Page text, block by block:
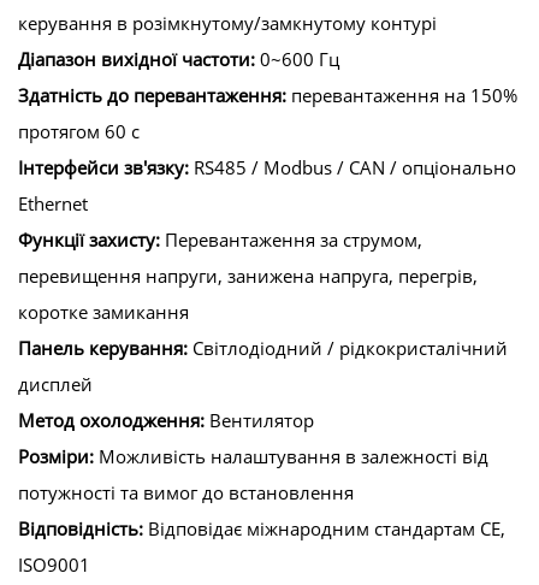
керування в розімкнутому/замкнутому контурі
Діапазон вихідної частоти: 0~600 Гц
Здатність до перевантаження: перевантаження на 150%
протягом 60 с
Інтерфейси зв'язку: RS485 / Modbus / CAN / опціонально
Ethernet
Функції захисту: Перевантаження за струмом,
перевищення напруги, занижена напруга, перегрів,
коротке замикання
Панель керування: Світлодіодний / рідкокристалічний
дисплей
Метод охолодження: Вентилятор
Розміри: Можливість налаштування в залежності від
потужності та вимог до встановлення
Відповідність: Відповідає міжнародним стандартам CE,
ISO9001